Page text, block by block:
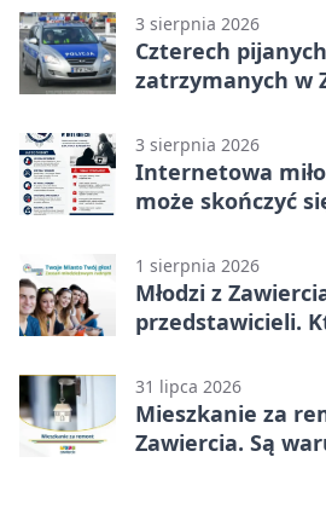
3 sierpnia 2026
Czterech
zatrzymanych w
3 sierpnia 2026
Internetowa
może skończyć
1 sierpnia 2026
Młodzi z
przedstawicieli.
31 lipca 2026
Mieszkanie za
Zawiercia. Są